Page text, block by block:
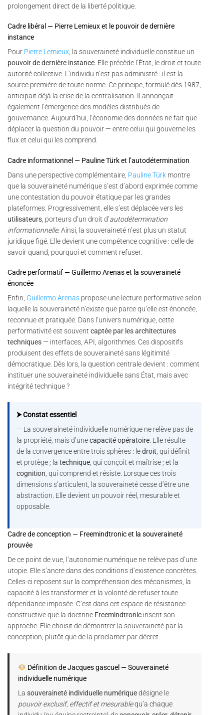
prolongement direct de la liberté politique.
Cadre libéral — Pierre Lemieux et le pouvoir de dernière
instance
Pour Pierre Lemieux, la souveraineté individuelle constitue un
pouvoir de dernière instance. Elle précède l’État, le droit et toute
autorité collective. L’individu n’est pas administré : il est la
source première de toute norme. Ce principe, formulé dès 1987,
anticipait déjà la crise de la centralisation. Il annonçait
également l’émergence des modèles distribués de
gouvernance. Aujourd’hui, l’économie des données ne fait que
déplacer la question du pouvoir — entre celui qui gouverne les
flux et celui qui les comprend.
Cadre informationnel — Pauline Türk et l’autodétermination
Dans une perspective complémentaire, Pauline Türk montre
que la souveraineté numérique s’est d’abord exprimée comme
une contestation du pouvoir étatique par les grandes
plateformes. Progressivement, elle s’est déplacée vers les
utilisateurs , porteurs d’un droit d’autodétermination
informationnelle. Ainsi, la souveraineté n’est plus un statut
juridique figé. Elle devient une compétence cognitive : celle de
savoir quand, pourquoi et comment refuser.
Cadre performatif — Guillermo Arenas et la souveraineté
énoncée
Enfin, Guillermo Arenas propose une lecture performative selon
laquelle la souveraineté n’existe que parce qu’elle est énoncée,
reconnue et pratiquée. Dans l’univers numérique, cette
performativité est souvent captée par les architectures
techniques — interfaces, API, algorithmes. Ces dispositifs
produisent des effets de souveraineté sans légitimité
démocratique. Dès lors, la question centrale devient : comment
instituer une souveraineté individuelle sans État, mais avec
intégrité technique ?
⮞ Constat essentiel
— La souveraineté individuelle numérique ne relève pas de
la propriété, mais d’unecapacité opératoire. Elle résulte
de la convergence entre trois sphères : ledroit, qui définit
et protège ; latechnique, qui conçoit et maîtrise ; et la
cognition, qui comprend et résiste. Lorsque ces trois
dimensions s’articulent, la souveraineté cesse d’être une
abstraction. Elle devient un pouvoir réel, mesurable et
opposable.
Cadre de conception — Freemindtronic et la souveraineté
prouvée
De ce point de vue, l’autonomie numérique ne relève pas d’une
utopie. Elle s’ancre dans des conditions d’existence concrètes.
Celles-ci reposent sur la compréhension des mécanismes, la
capacité à les transformer et la volonté de refuser toute
dépendance imposée. C’est dans cet espace de résistance
constructive que la doctrine Freemindtronic inscrit son
approche. Elle choisit de démontrer la souveraineté par la
conception, plutôt que de la proclamer par décret.
Définition de Jacques gascuel — Souveraineté
individuelle numérique
La souveraineté individuelle numériquedésigne le
pouvoir exclusif, effectif et mesurablequ’a chaque